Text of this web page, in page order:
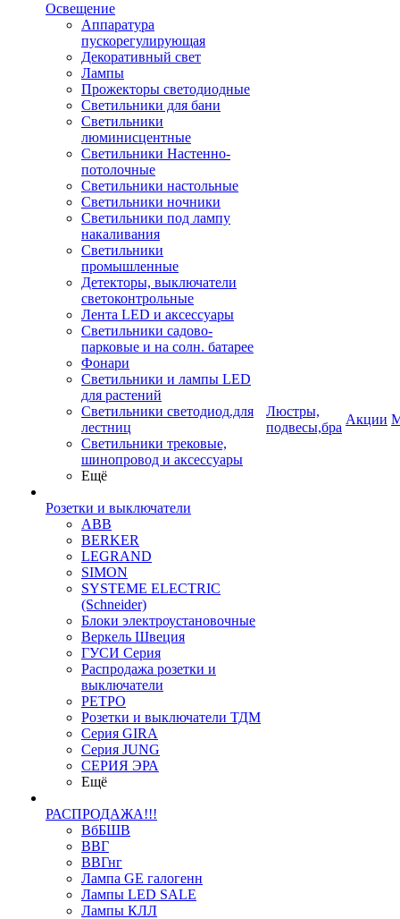
Освещение
Аппаратура
пускорегулирующая
Декоративный свет
Лампы
Прожекторы светодиодные
Светильники для бани
Светильники
люминисцентные
Светильники Настенно-
потолочные
Светильники настольные
Светильники ночники
Светильники под лампу
накаливания
Светильники
промышленные
Детекторы, выключатели
светоконтрольные
Лента LED и аксессуары
Светильники садово-
парковые и на солн. батарее
Фонари
Светильники и лампы LED
для растений
Светильники светодиод.для
лестниц
Светильники трековые,
шинопровод и аксессуары
Ещё
Розетки и выключатели
ABB
BERKER
LEGRAND
SIMON
SYSTEME ELECTRIC
(Schneider)
Блоки электроустановочные
Веркель Швеция
ГУСИ Серия
Распродажа розетки и
выключатели
РЕТРО
Розетки и выключатели ТДМ
Серия GIRA
Серия JUNG
СЕРИЯ ЭРА
Ещё
РАСПРОДАЖА!!!
ВбБШВ
ВВГ
ВВГнг
Лампа GE галогенн
Лампы LED SALE
Лампы КЛЛ
Люстры,
подвесы,бра
Акции